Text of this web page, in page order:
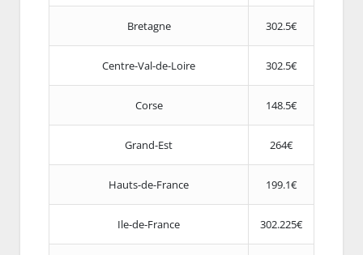
Bretagne 302.5€
Centre-Val-de-Loire 302.5€
Corse 148.5€
Grand-Est 264€
Hauts-de-France 199.1€
Ile-de-France 302.225€